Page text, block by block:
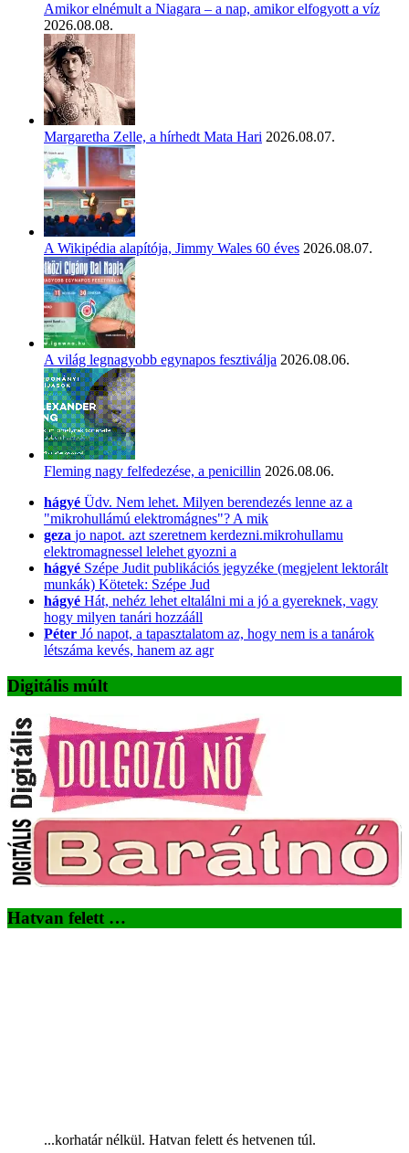
Amikor elnémult a Niagara – a nap, amikor elfogyott a víz
2026.08.08.
Margaretha Zelle, a hírhedt Mata Hari 2026.08.07.
A Wikipédia alapítója, Jimmy Wales 60 éves 2026.08.07.
A világ legnagyobb egynapos fesztiválja 2026.08.06.
Fleming nagy felfedezése, a penicillin 2026.08.06.
hágyé Üdv. Nem lehet. Milyen berendezés lenne az a
"mikrohullámú elektromágnes"? A mik
geza jo napot. azt szeretnem kerdezni.mikrohullamu
elektromagnessel lelehet gyozni a
hágyé Szépe Judit publikációs jegyzéke (megjelent lektorált
munkák) Kötetek: Szépe Jud
hágyé Hát, nehéz lehet eltalálni mi a jó a gyereknek, vagy
hogy milyen tanári hozzááll
Péter Jó napot, a tapasztalatom az, hogy nem is a tanárok
létszáma kevés, hanem az agr
Digitális múlt
Hatvan felett …
...korhatár nélkül. Hatvan felett és hetvenen túl.